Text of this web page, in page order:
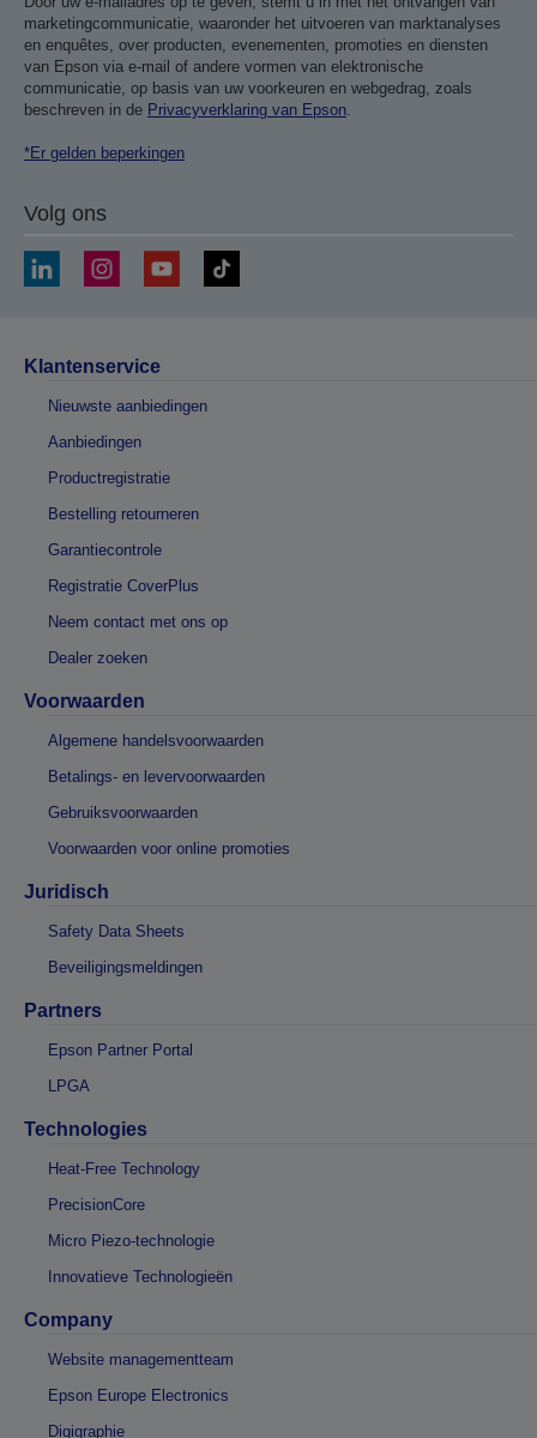
marketingcommunicatie, waaronder het uitvoeren van marktanalyses
en enquêtes, over producten, evenementen, promoties en diensten
van Epson via e-mail of andere vormen van elektronische
communicatie, op basis van uw voorkeuren en webgedrag, zoals
beschreven in de Privacyverklaring van Epson.
*Er gelden beperkingen
Volg ons
Klantenservice
Nieuwste aanbiedingen
Aanbiedingen
Productregistratie
Bestelling retourneren
Garantiecontrole
Registratie CoverPlus
Neem contact met ons op
Dealer zoeken
Voorwaarden
Algemene handelsvoorwaarden
Betalings- en levervoorwaarden
Gebruiksvoorwaarden
Voorwaarden voor online promoties
Juridisch
Safety Data Sheets
Beveiligingsmeldingen
Partners
Epson Partner Portal
LPGA
Technologies
Heat-Free Technology
PrecisionCore
Micro Piezo-technologie
Innovatieve Technologieën
Company
Website managementteam
Epson Europe Electronics
Digigraphie